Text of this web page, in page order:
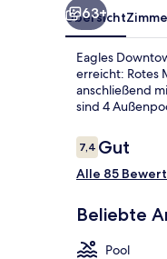
63+
Übersicht
Eagles
erreicht: Rotes
anschließend
sind 4
Bewertungen
7,47,4 von 10.
Gut
Alle 85
Beliebte
Pool